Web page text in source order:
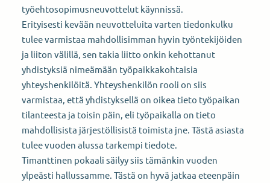
työehtosopimusneuvottelut käynnissä.
Erityisesti kevään neuvotteluita varten tiedonkulku
tulee varmistaa mahdollisimman hyvin työntekijöiden
ja liiton välillä, sen takia liitto onkin kehottanut
yhdistyksiä nimeämään työpaikkakohtaisia
yhteyshenkilöitä. Yhteyshenkilön rooli on siis
varmistaa, että yhdistyksellä on oikea tieto työpaikan
tilanteesta ja toisin päin, eli työpaikalla on tieto
mahdollisista järjestöllisistä toimista jne. Tästä asiasta
tulee vuoden alussa tarkempi tiedote.
Timanttinen pokaali säilyy siis tämänkin vuoden
ylpeästi hallussamme. Tästä on hyvä jatkaa eteenpäin